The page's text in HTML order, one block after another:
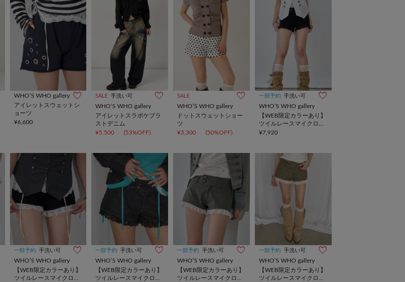
WHO’S WHO gallery
アイレットスウェットシ
ョーツ
¥6,600
SALE 手洗い可
WHO’S WHO gallery
アイレットスラポケブラ
ストデニム
¥5,500
(53%OFF)
SALE
WHO’S WHO gallery
ドットスウェットショー
ツ
¥3,300
(50%OFF)
一部予約 手洗い可
WHO’S WHO gallery
【WEB限定カラーあり】
ツイルレースマイクロシ
ョーツ
¥7,920
一部予約 手洗い可
WHO’S WHO gallery
【WEB限定カラーあり】
ツイルレースマイクロシ
一部予約 手洗い可
WHO’S WHO gallery
【WEB限定カラーあり】
ツイルレースマイクロシ
一部予約 手洗い可
WHO’S WHO gallery
【WEB限定カラーあり】
ツイルレースマイクロシ
一部予約 手洗い可
WHO’S WHO gallery
【WEB限定カラーあり】
ツイルレースマイクロシ